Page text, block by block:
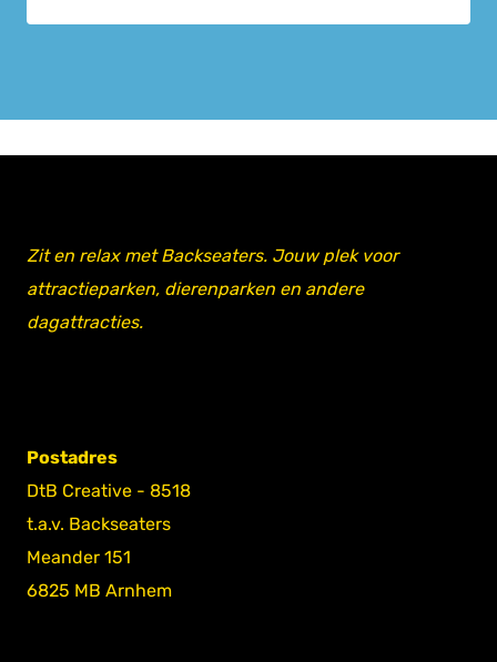
Zit en relax met Backseaters. Jouw plek voor
attractieparken, dierenparken en andere
dagattracties.
Postadres
DtB Creative - 8518
t.a.v. Backseaters
Meander 151
6825 MB Arnhem